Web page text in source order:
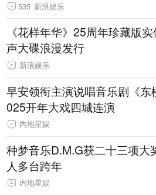
535 新浪娱乐
《花样年华》25周年珍藏版
声大碟浪漫发行
新浪娱乐
早安领衔主演说唱音乐剧《东
025开年大戏四城连演
内地星娱
种梦音乐D.M.G获二十三项大
人多台跨年
内地星娱